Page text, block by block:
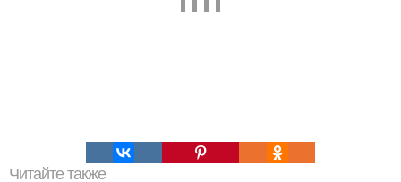
Читайте также